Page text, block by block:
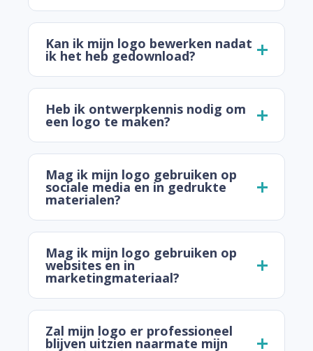
Kan ik mijn logo bewerken nadat
ik het heb gedownload?
Heb ik ontwerpkennis nodig om
een logo te maken?
Mag ik mijn logo gebruiken op
sociale media en in gedrukte
materialen?
Mag ik mijn logo gebruiken op
websites en in
marketingmateriaal?
Zal mijn logo er professioneel
blijven uitzien naarmate mijn